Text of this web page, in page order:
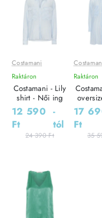
Leárazás
Outlet Ár
Costamani
Raktáron
Costamani - Lily
shirt - Női ing
12 590
Ft
-
tól
24 390 Ft
Outlet
Raktáron
Női
17
Ft
35